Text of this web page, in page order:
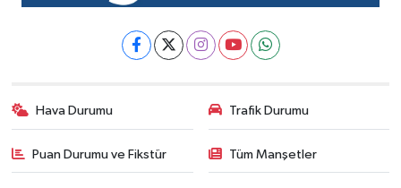
Hava Durumu Trafik Durumu
Puan Durumu ve Fikstür Tüm Manşetler